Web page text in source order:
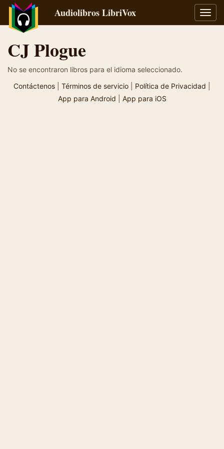
Audiolibros LibriVox
CJ Plogue
No se encontraron libros para el idioma seleccionado.
Contáctenos
Términos de servicio Política de Privacidad
App para Android
App para iOS